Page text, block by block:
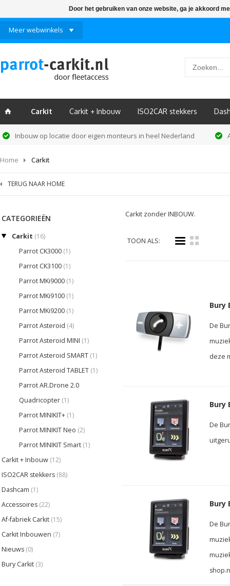
Meer webwinkels
ï Carkit Carkit + Inbouw ISO2CAR stekkers
Inbouw op locatie door eigen monteurs in heel Nederland
Home Carkit
TERUG NAAR HOME
CATEGORIEËN
Carkit (16)
Parrot CK3000 (1)
Parrot CK3100 (1)
Parrot MKi9000 (1)
Parrot MKi9100 (1)
Parrot MKi9200 (1)
Parrot Asteroid (4)
Parrot Asteroid MINI (1)
Parrot Asteroid SMART (1)
Parrot Asteroid TABLET (1)
Parrot AR.Drone 2.0
Quadricopter (1)
Parrot MINIKIT+ (1)
Parrot MINIKIT Neo (2)
Parrot MINIKIT Smart (1)
Carkit + Inbouw (12)
ISO2CAR stekkers (88)
Dashcam (1)
Accessoires (22)
Af-fabriek Carkit (15)
Carkit Inbouwen (7)
Nieuws (0)
Bury Carkit (3)
Carkit zonder INBOUW.
TOON ALS: i k
Bury
De
deze
Bury
De
Bury
De
Door het gebruiken van onze website, ga je akkoord